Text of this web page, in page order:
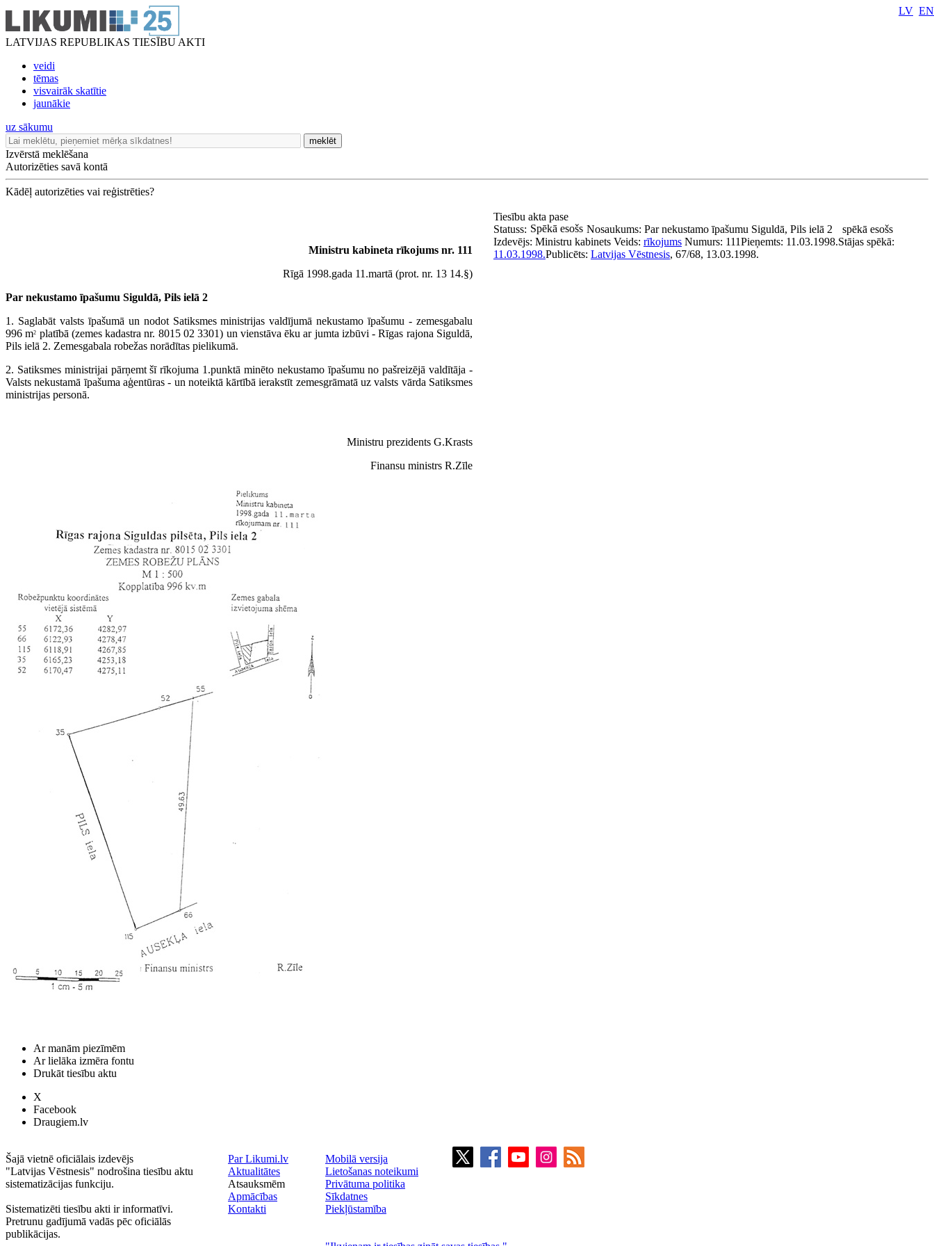
LATVIJAS REPUBLIKAS TIESĪBU AKTI
veidi
tēmas
visvairāk skatītie
jaunākie
LV EN
uz sākumu
meklēt
Izvērstā meklēšana
Autorizēties savā kontā
Kādēļ autorizēties vai reģistrēties?
Ministru kabineta rīkojums nr. 111
Rīgā 1998.gada 11.martā (prot. nr. 13 14.§)
Par nekustamo īpašumu Siguldā, Pils ielā 2
1. Saglabāt valsts īpašumā un nodot Satiksmes ministrijas valdījumā nekustamo īpašumu - zemesgabalu
996 m2 platībā (zemes kadastra nr. 8015 02 3301) un vienstāva ēku ar jumta izbūvi - Rīgas rajona Siguldā,
Pils ielā 2. Zemesgabala robežas norādītas pielikumā.
2. Satiksmes ministrijai pārņemt šī rīkojuma 1.punktā minēto nekustamo īpašumu no pašreizējā valdītāja -
Valsts nekustamā īpašuma aģentūras - un noteiktā kārtībā ierakstīt zemesgrāmatā uz valsts vārda Satiksmes
ministrijas personā.
Ministru prezidents G.Krasts
Finansu ministrs R.Zīle
Tiesību akta pase
Nosaukums: Par nekustamo īpašumu Siguldā, Pils ielā 2
Statuss: Spēkā esošs
spēkā esošs
Izdevējs: Ministru kabinets Veids: rīkojums Numurs: 111Pieņemts: 11.03.1998.Stājas spēkā:
11.03.1998.Publicēts: Latvijas Vēstnesis, 67/68, 13.03.1998.
Ar manām piezīmēm
Ar lielāka izmēra fontu
Drukāt tiesību aktu
X
Facebook
Draugiem.lv
Šajā vietnē oficiālais izdevējs
"Latvijas Vēstnesis" nodrošina tiesību aktu
sistematizācijas funkciju.
Sistematizēti tiesību akti ir informatīvi.
Pretrunu gadījumā vadās pēc oficiālās
publikācijas.
Par Likumi.lv
Aktualitātes
Atsauksmēm
Apmācības
Kontakti
Mobilā versija
Lietošanas noteikumi
Privātuma politika
Sīkdatnes
Piekļūstamība